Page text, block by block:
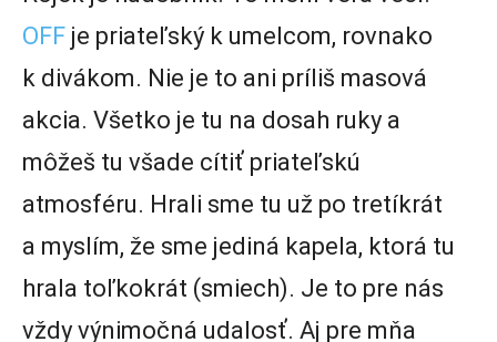
OFF je priateľský k umelcom, rovnako
k divákom. Nie je to ani príliš masová
akcia. Všetko je tu na dosah ruky a
môžeš tu všade cítiť priateľskú
atmosféru. Hrali sme tu už po tretíkrát
a myslím, že sme jediná kapela, ktorá tu
hrala toľkokrát (smiech). Je to pre nás
vždy výnimočná udalosť. Aj pre mňa